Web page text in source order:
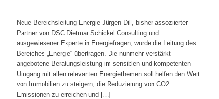
Neue Bereichsleitung Energie Jürgen Dill, bisher assoziierter
Partner von DSC Dietmar Schickel Consulting und
ausgewiesener Experte in Energiefragen, wurde die Leitung des
Bereiches „Energie“ übertragen. Die nunmehr verstärkt
angebotene Beratungsleistung im sensiblen und kompetenten
Umgang mit allen relevanten Energiethemen soll helfen den Wert
von Immobilien zu steigern, die Reduzierung von CO2
Emissionen zu erreichen und […]